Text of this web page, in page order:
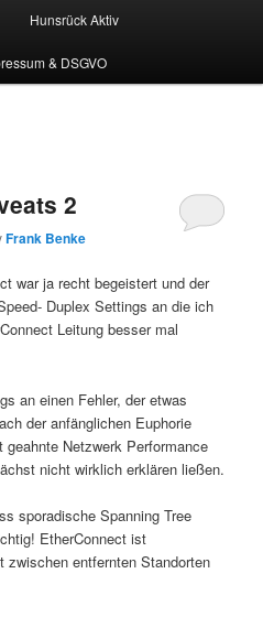
Hunsrück Aktiv
& DSGVO
2
Frank Benke
war ja recht begeistert und der
Duplex Settings an die ich
Leitung besser mal
an einen Fehler, der etwas
der anfänglichen Euphorie
Netzwerk Performance
nicht wirklich erklären ließen.
sporadische Spanning Tree
EtherConnect ist
zwischen entfernten Standorten